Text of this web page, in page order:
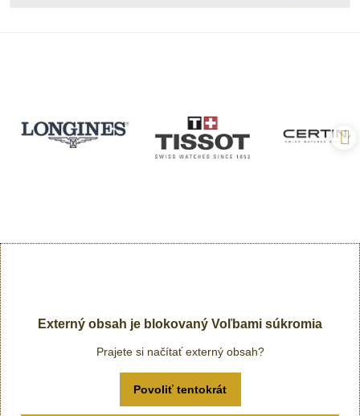
Externý obsah je blokovaný Voľbami súkromia
Prajete si načítať externý obsah?
Povoliť tentokrát